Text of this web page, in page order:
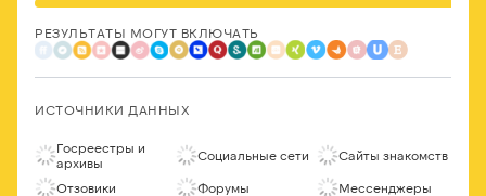
РЕЗУЛЬТАТЫ МОГУТ ВКЛЮЧАТЬ
ИСТОЧНИКИ ДАННЫХ
Госреестры и
архивы
Социальные сети Сайты знакомств
Отзовики Форумы Мессенджеры